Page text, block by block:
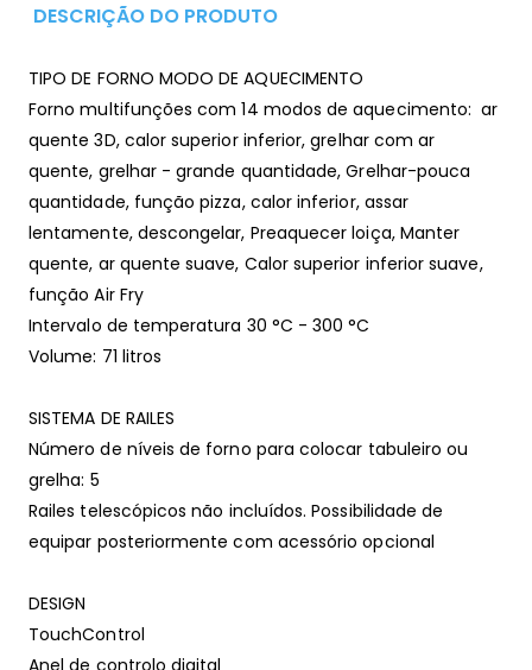
DESCRIÇÃO DO PRODUTO
TIPO DE FORNO MODO DE AQUECIMENTO
Forno multifunções com 14 modos de aquecimento: ar
quente 3D, calor superior inferior, grelhar com ar
quente, grelhar - grande quantidade, Grelhar-pouca
quantidade, função pizza, calor inferior, assar
lentamente, descongelar, Preaquecer loiça, Manter
quente, ar quente suave, Calor superior inferior suave,
função Air Fry
Intervalo de temperatura 30 °C - 300 °C
Volume: 71 litros
SISTEMA DE RAILES
Número de níveis de forno para colocar tabuleiro ou
grelha: 5
Railes telescópicos não incluídos. Possibilidade de
equipar posteriormente com acessório opcional
DESIGN
TouchControl
Anel de controlo digital